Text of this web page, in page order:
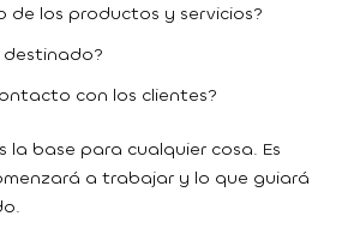
de los productos y servicios?
destinado?
con los clientes?
la base para cualquier cosa. Es
a trabajar y lo que guiará